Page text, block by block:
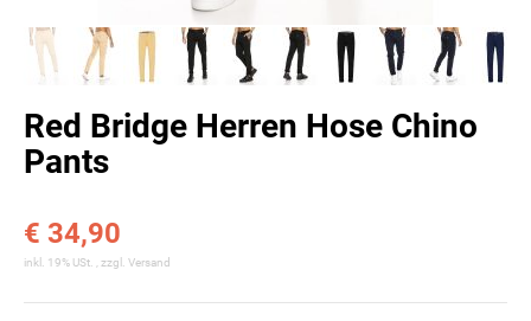
Red Bridge Herren Hose Chino
Pants
€ 34,90
inkl. 19% USt. , zzgl. Versand